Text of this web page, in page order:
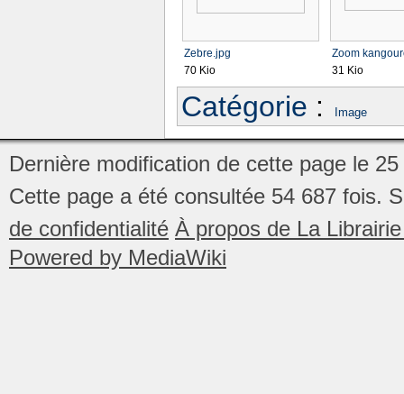
Zebre.jpg
70 Kio
Zoom
31 Kio
Catégorie : Image
Dernière modification de cette page le
Cette page a été consultée 54 687 fois.
de confidentialité À propos de La
Powered by MediaWiki